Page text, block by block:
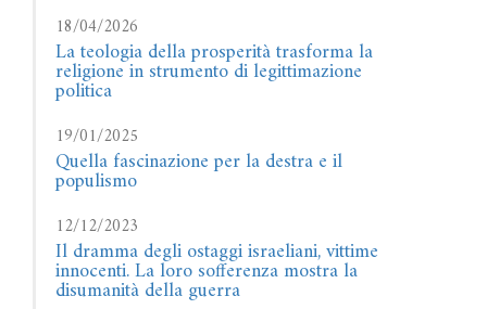
18/04/2026
La teologia della prosperità trasforma la
religione in strumento di legittimazione
politica
19/01/2025
Quella fascinazione per la destra e il
populismo
12/12/2023
Il dramma degli ostaggi israeliani, vittime
innocenti. La loro sofferenza mostra la
disumanità della guerra